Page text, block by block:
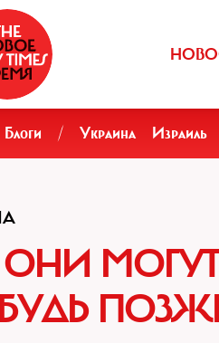
Блоги / Украина Израиль
ОНИ МОГУТ